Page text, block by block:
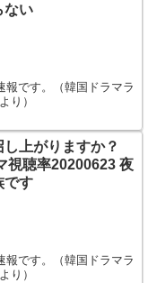
ない
報です。（韓国ドラマラ
り）
上がりますか？
視聴率20200623 夜
です
報です。（韓国ドラマラ
り）